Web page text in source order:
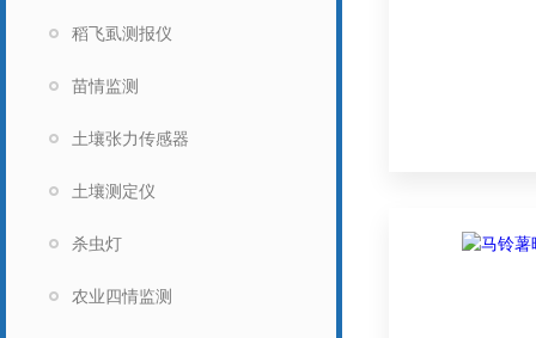
稻飞虱测报仪
苗情监测
土壤张力传感器
土壤测定仪
杀虫灯
农业四情监测